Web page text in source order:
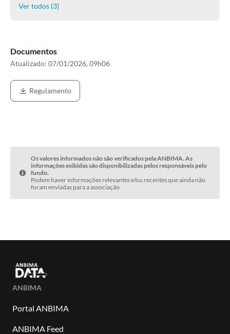
Ver todos (3)
Documentos
Atualizado: 07/01/2026, 09h06
Regulamento
Os valores informados não são verificados pela ANBIMA. As
informações exibidas são disponibilizadas pelos responsáveis pelo
fundo.
Podem haver informações relevantes e/ou recentes que ainda não
foram enviadas para a associação.
ANBIMA
Portal ANBIMA
ANBIMA Feed